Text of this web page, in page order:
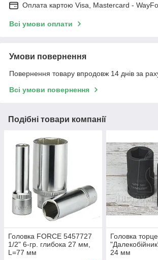
Оплата картою Visa, Mastercard -
Всі умови оплати
Умови повернення
Повернення товару впродовж 14 днів за
Всі умови повернення
Подібні товари компанії
Головка FORCE 5457727
1/2" 6-гр. глибока 27 мм,
L=77 мм
Головка
24 мм